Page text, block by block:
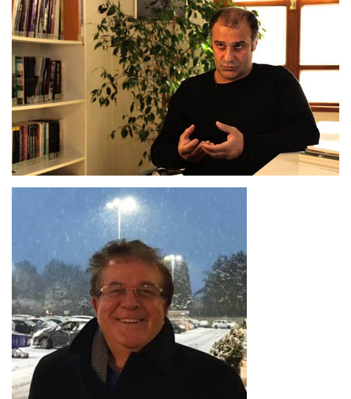
23 Mart 2026 ANNEM